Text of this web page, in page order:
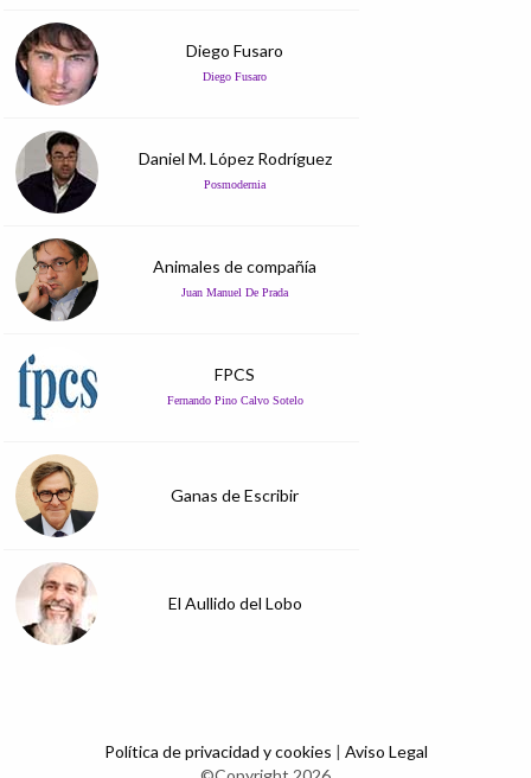
Diego Fusaro
Diego Fusaro
Daniel M. López Rodríguez
Posmodernia
Animales de compañía
Juan Manuel De Prada
FPCS
Fernando Pino Calvo Sotelo
Ganas de Escribir
El Aullido del Lobo
Política de privacidad y cookies | Aviso Legal